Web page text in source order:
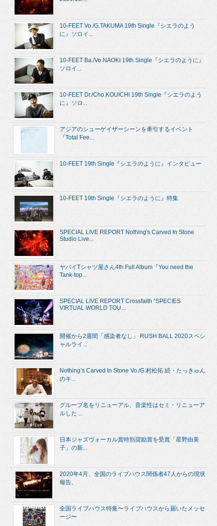
10-FEET Vo./G.TAKUMA 19th Single『シエラのよう
に』ソロイ...
10-FEET Ba./Vo.NAOKI 19th Single『シエラのように』
ソロイ...
10-FEET Dr./Cho.KOUICHI 19th Single『シエラのよう
に』ソロ...
アジアのシューゲイザーシーンを牽引するイベント
『Total Fee...
10-FEET 19th Single『シエラのように』インタビュー
10-FEET 19th Single『シエラのように』特集
SPECIAL LIVE REPORT Nothing's Carved In Stone
Studio Live...
ヤバイTシャツ屋さん4th Full Album『You need the
Tank-top...
SPECIAL LIVE REPORT Crossfaith “SPECIES
VIRTUAL WORLD TOU...
開催から2週間「感染者なし」 RUSH BALL 2020スペシ
ャルライ...
Nothing’s Carved In Stone Vo./G.村松拓 続・たっきゅん
のキ...
グループ名をリニューアル、音楽性はセミ・リニューア
ルした ...
日本ジャズヴォーカル賞特別奨励賞を受賞「星野由美
子」の新...
2020年4月、全国のライブハウス関係者47人からの現状
報告。
全国ライブハウス特集〜ライブハウスから届いたメッセ
ージ〜